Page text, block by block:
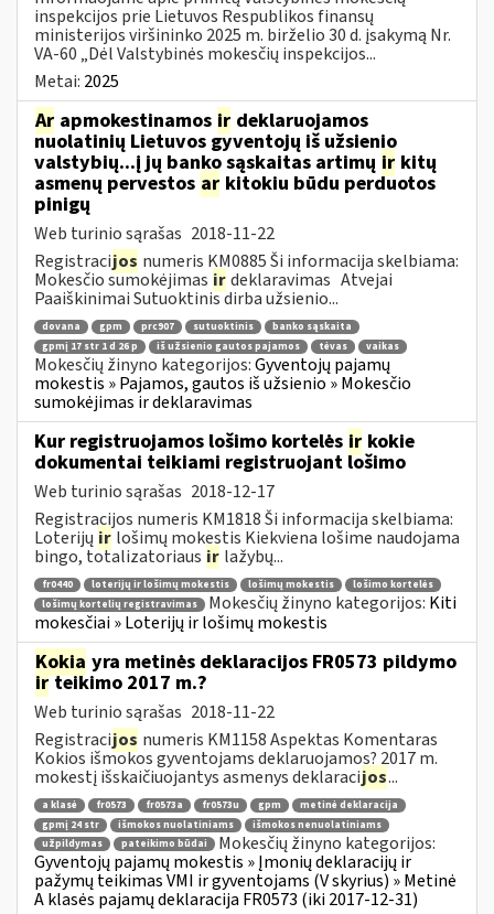
inspekcijos prie Lietuvos Respublikos finansų
ministerijos viršininko 2025 m. birželio 30 d. įsakymą Nr.
VA-60 „Dėl Valstybinės mokesčių inspekcijos...
Metai: 2025
Ar apmokestinamos ir deklaruojamos
nuolatinių Lietuvos gyventojų iš užsienio
valstybių...į jų banko sąskaitas artimų ir kitų
asmenų pervestos ar kitokiu būdu perduotos
pinigų
Web turinio sąrašas 2018-11-22
Registracijos numeris KM0885 Ši informacija skelbiama:
Mokesčio sumokėjimas irdeklaravimas Atvejai
Paaiškinimai Sutuoktinis dirba užsienio...
dovana gpm prc907 sutuoktinis
banko sąskaita
gpmį 17 str 1 d 26 p
iš užsienio gautos pajamos tėvas vaikas
Mokesčių žinyno kategorijos:Gyventojų pajamų
mokestis » Pajamos, gautos iš užsienio » Mokesčio
sumokėjimas ir deklaravimas
Kur registruojamos lošimo kortelės ir kokie
dokumentai teikiami registruojant lošimo
Web turinio sąrašas 2018-12-17
Registracijos numeris KM1818 Ši informacija skelbiama:
Loterijų ir lošimų mokestis Kiekviena lošime naudojama
bingo, totalizatoriaus ir lažybų...
fr0440 loterijų ir lošimų mokestis lošimų mokestis
lošimo kortelės
lošimų kortelių registravimas
Mokesčių žinyno kategorijos: Kiti
mokesčiai » Loterijų ir lošimų mokestis
Kokia yra metinės deklaracijos FR0573 pildymo
irteikimo 2017 m.?
Web turinio sąrašas 2018-11-22
Registracijos numeris KM1158 Aspektas Komentaras
Kokios išmokos gyventojams deklaruojamos? 2017 m.
mokestį išskaičiuojantys asmenys deklaracijos...
a klasė fr0573 fr0573a fr0573u gpm
metinė deklaracija
gpmį 24 str
išmokos nuolatiniams
išmokos nenuolatiniams
užpildymas
pateikimo būdai
Mokesčių žinyno kategorijos:
Gyventojų pajamų mokestis » Įmonių deklaracijų ir
pažymų teikimas VMI ir gyventojams (V skyrius) » Metinė
A klasės pajamų deklaracija FR0573 (iki 2017-12-31)